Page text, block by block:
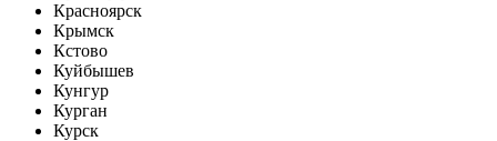
Красноярск
Крымск
Кстово
Куйбышев
Кунгур
Курган
Курск